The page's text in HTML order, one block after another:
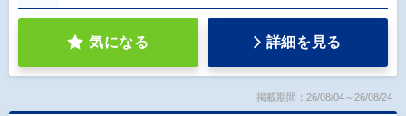
気になる 詳細を見る
掲載期間：26/08/04～26/08/24